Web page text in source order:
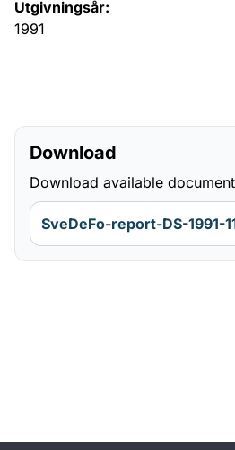
Utgivningsår:
1991
Download
Download available
SveDeFo-report-DS-1991-